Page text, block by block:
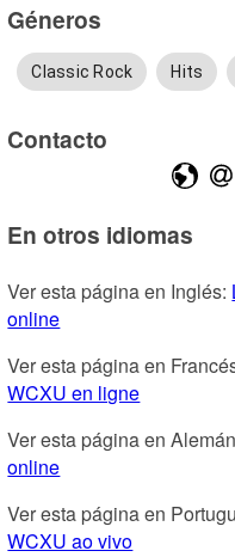
Géneros
Classic Rock Hits
Contacto
En otros idiomas
Ver esta página en Inglés:
online
Ver esta página en
WCXU en ligne
Ver esta página en
online
Ver esta página en
WCXU ao vivo